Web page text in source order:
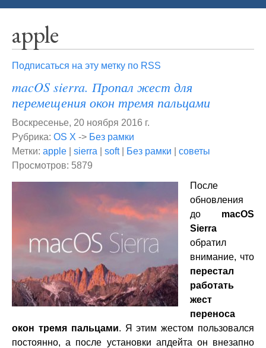
apple
Подписаться на эту метку по RSS
macOS sierra. Пропал жест для
перемещения окон тремя пальцами
Воскресенье, 20 ноября 2016 г.
Рубрика: OS X -> Без рамки
Метки: apple sierra soft| Без рамки
советы
Просмотров: 5879
После
обновления
до macOS
Sierra
обратил
внимание, что
перестал
работать
жест
переноса
окон тремя пальцами. Я этим жестом пользовался
постоянно, а после установки апдейта он внезапно